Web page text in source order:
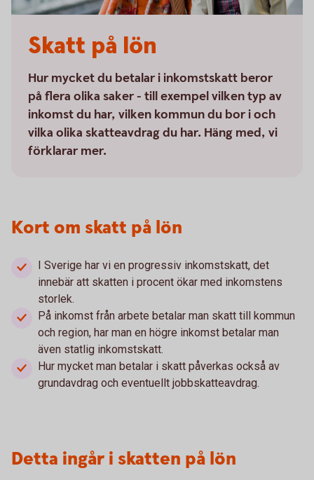
Skatt på lön
Hur mycket du betalar i inkomstskatt beror
på flera olika saker - till exempel vilken typ av
inkomst du har, vilken kommun du bor i och
vilka olika skatteavdrag du har. Häng med, vi
förklarar mer.
Kort om skatt på lön
I Sverige har vi en progressiv inkomstskatt, det
innebär att skatten i procent ökar med inkomstens
storlek.
På inkomst från arbete betalar man skatt till kommun
och region, har man en högre inkomst betalar man
även statlig inkomstskatt.
Hur mycket man betalar i skatt påverkas också av
grundavdrag och eventuellt jobbskatteavdrag.
Detta ingår i skatten på lön